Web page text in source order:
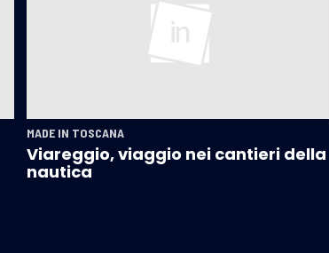
MADE IN TOSCANA
Viareggio, viaggio nei cantieri della
nautica